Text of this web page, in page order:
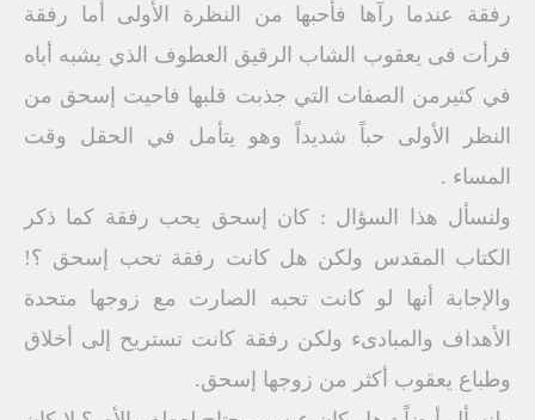
رفقة عندما رآها فأحبها من النظرة الأولى أما رفقة
فرأت فى يعقوب الشاب الرقيق العطوف الذي يشبه أباه
في كثيرمن الصفات التي جذبت قلبها فاحيت إسحق من
النظر الأولى حباً شديداً وهو يتأمل في الحقل وقت
المساء .
ولنسأل هذا السؤال : كان إسحق يحب رفقة كما ذكر
الكتاب المقدس ولكن هل كانت رفقة تحب إسحق ؟!
والإجابة أنها لو كانت تحبه الصارت مع زوجها متحدة
الأهداف والمبادىء ولكن رفقة كانت تستريح إلى أخلاق
وطباع يعقوب أكثر من زوجها إسحق.